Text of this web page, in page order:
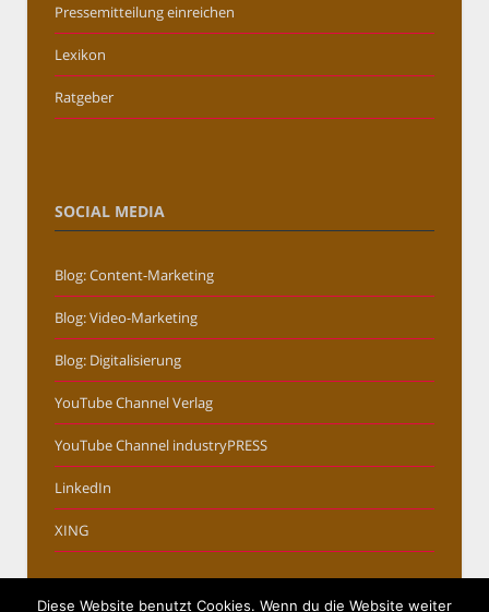
Pressemitteilung einreichen
Lexikon
Ratgeber
SOCIAL MEDIA
Blog: Content-Marketing
Blog: Video-Marketing
Blog: Digitalisierung
YouTube Channel Verlag
YouTube Channel industryPRESS
LinkedIn
XING
Diese Website benutzt Cookies. Wenn du die Website weiter